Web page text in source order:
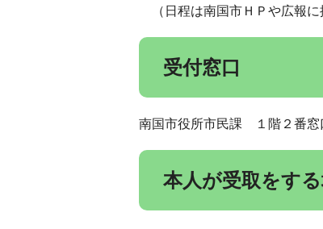
（日程は南国市ＨＰや広報に
受付窓口
南国市役所市民課 １階２番窓
本人が受取をす